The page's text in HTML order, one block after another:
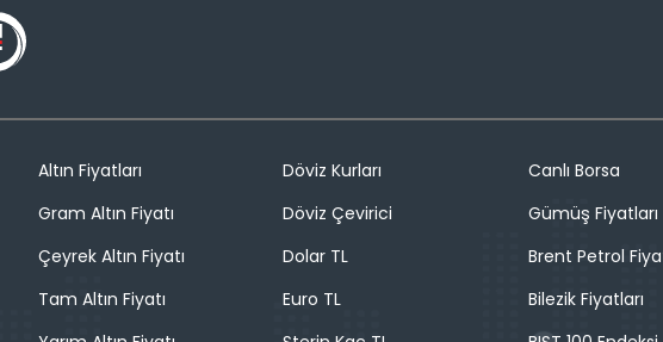
Altın Fiyatları
Gram Altın Fiyatı
Çeyrek Altın Fiyatı
Tam Altın Fiyatı
Döviz Kurları
Döviz Çevirici
Dolar TL
Euro TL
Canlı Borsa
Gümüş Fiyatları
Brent Petrol
Bilezik Fiyatları